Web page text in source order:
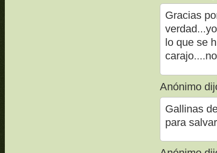
Gracias
lo que se
Anónimo
Gallinas
para